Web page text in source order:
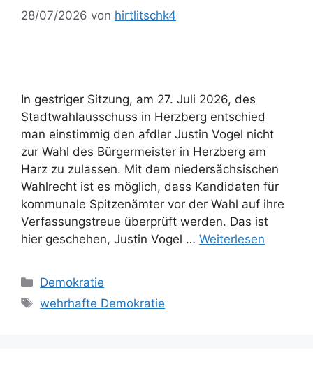
28/07/2026 von hirtlitschk4
In gestriger Sitzung, am 27. Juli 2026, des
Stadtwahlausschuss in Herzberg entschied
man einstimmig den afdler Justin Vogel nicht
zur Wahl des Bürgermeister in Herzberg am
Harz zu zulassen. Mit dem niedersächsischen
Wahlrecht ist es möglich, dass Kandidaten für
kommunale Spitzenämter vor der Wahl auf ihre
Verfassungstreue überprüft werden. Das ist
hier geschehen, Justin Vogel … Weiterlesen
Kategorien
Demokratie
Schlagwörter
wehrhafte Demokratie